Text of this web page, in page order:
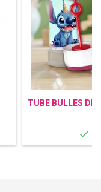
TUBE BULLES DE
